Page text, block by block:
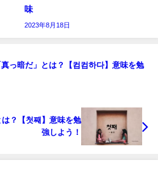
味
2023年8月18日
っ暗だ」とは？【컴컴하다】意味を勉
？【첫째】意味を勉
強しよう！